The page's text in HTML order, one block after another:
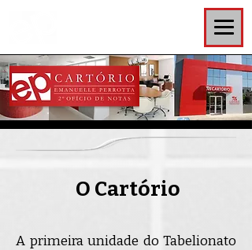
O Cartório
A primeira unidade do Tabelionato